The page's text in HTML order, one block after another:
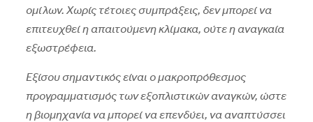
ομίλων. Χωρίς τέτοιες συμπράξεις, δεν μπορεί να
επιτευχθεί η απαιτούμενη κλίμακα, ούτε η αναγκαία
εξωστρέφεια.
Εξίσου σημαντικός είναι ο μακροπρόθεσμος
προγραμματισμός των εξοπλιστικών αναγκών, ώστε
η βιομηχανία να μπορεί να επενδύει, να αναπτύσσει